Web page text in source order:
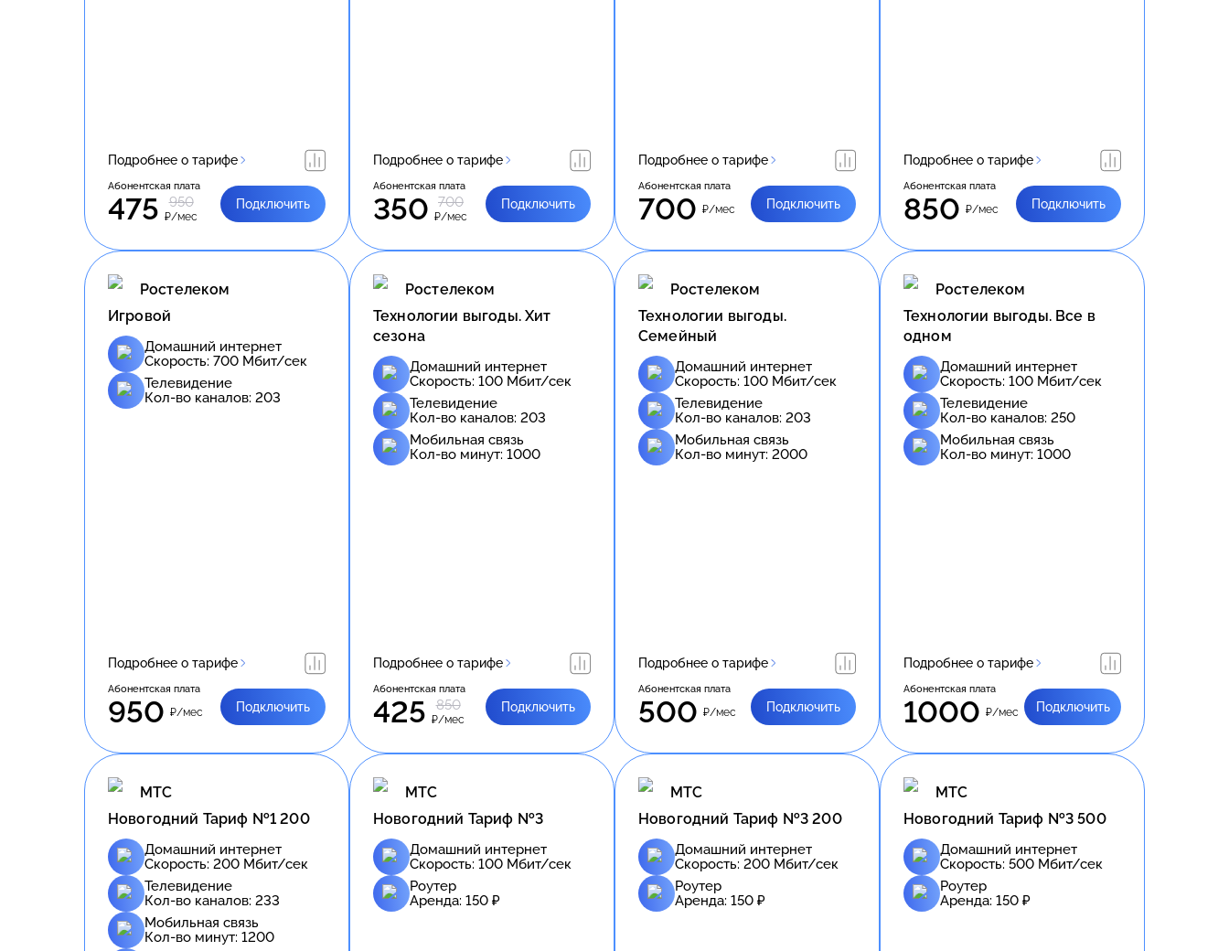
Подробнее о тарифе
Абонентская плата
475 950
₽/мес
Подключить
Подробнее о тарифе
Абонентская плата
350 700
₽/мес
Подключить
Подробнее о тарифе
Абонентская плата
700 ₽/мес Подключить
Подробнее о тарифе
Абонентская плата
850 ₽/мес Подключить
Ростелеком
Игровой
Домашний интернет
Скорость: 700 Мбит/сек
Телевидение
Кол-во каналов: 203
Подробнее о тарифе
Абонентская плата
950 ₽/мес Подключить
Ростелеком
Технологии выгоды. Хит
сезона
Домашний интернет
Скорость: 100 Мбит/сек
Телевидение
Кол-во каналов: 203
Мобильная связь
Кол-во минут: 1000
Подробнее о тарифе
Абонентская плата
425 850
₽/мес
Подключить
Ростелеком
Технологии выгоды.
Семейный
Домашний интернет
Скорость: 100 Мбит/сек
Телевидение
Кол-во каналов: 203
Мобильная связь
Кол-во минут: 2000
Подробнее о тарифе
Абонентская плата
500 ₽/мес Подключить
Ростелеком
Технологии выгоды. Все в
одном
Домашний интернет
Скорость: 100 Мбит/сек
Телевидение
Кол-во каналов: 250
Мобильная связь
Кол-во минут: 1000
Подробнее о тарифе
Абонентская плата
1000 ₽/мес Подключить
МТС
Новогодний Тариф №1 200
Домашний интернет
Скорость: 200 Мбит/сек
Телевидение
Кол-во каналов: 233
Мобильная связь
Кол-во минут: 1200
МТС
Новогодний Тариф №3
Домашний интернет
Скорость: 100 Мбит/сек
Роутер
Аренда: 150 ₽
МТС
Новогодний Тариф №3 200
Домашний интернет
Скорость: 200 Мбит/сек
Роутер
Аренда: 150 ₽
МТС
Новогодний Тариф №3 500
Домашний интернет
Скорость: 500 Мбит/сек
Роутер
Аренда: 150 ₽